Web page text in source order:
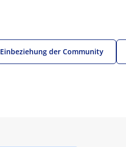
Einbeziehung der Community